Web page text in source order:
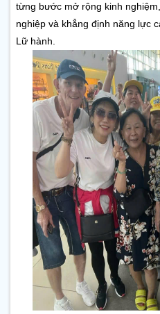
từng bước mở rộng kinh
nghiệp và khẳng định năng lực
Lữ hành.